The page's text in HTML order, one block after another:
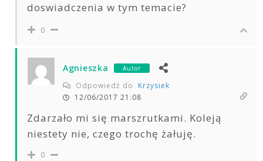
doswiadczenia w tym temacie?
0
Agnieszka Autor
Odpowiedź do Krzysiek
12/06/2017 21:08
Zdarzało mi się marszrutkami. Koleją
niestety nie, czego trochę żałuję.
0